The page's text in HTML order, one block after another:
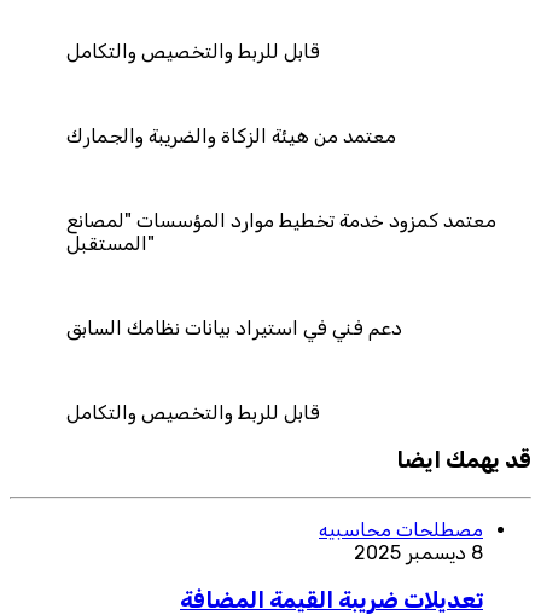
قابل للربط والتخصيص والتكامل
هيئة الزكاة والضريبة والجمارك
موارد المؤسسات "لمصانع
في استيراد بيانات نظامك السابق
قابل للربط والتخصيص والتكامل
قد يهمك ايضا
مصطلحات محاسبيه
8 ديسمبر 2025
تعديلات ضريبة القيمة المضافة